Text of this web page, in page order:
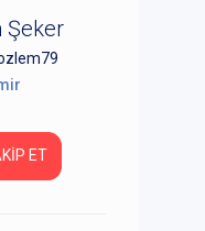
Şeker
ET